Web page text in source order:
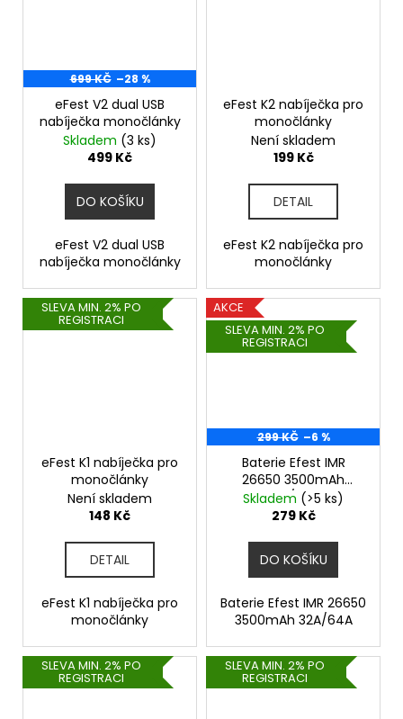
699 KČ –28 %
eFest V2 dual USB
nabíječka monočlánky
Skladem (3 ks)
499 Kč
DO KOŠÍKU
eFest V2 dual USB
nabíječka monočlánky
eFest K2 nabíječka pro
monočlánky
Není skladem
199 Kč
DETAIL
eFest K2 nabíječka pro
monočlánky
SLEVA MIN. 2% PO
REGISTRACI
eFest K1 nabíječka pro
monočlánky
Není skladem
148 Kč
DETAIL
eFest K1 nabíječka pro
monočlánky
AKCE
SLEVA MIN. 2% PO
REGISTRACI
299 KČ –6 %
Baterie Efest IMR
26650 3500mAh
32A/64A
Skladem (>5 ks)
279 Kč
DO KOŠÍKU
Baterie Efest IMR 26650
3500mAh 32A/64A
SLEVA MIN. 2% PO
REGISTRACI
SLEVA MIN. 2% PO
REGISTRACI